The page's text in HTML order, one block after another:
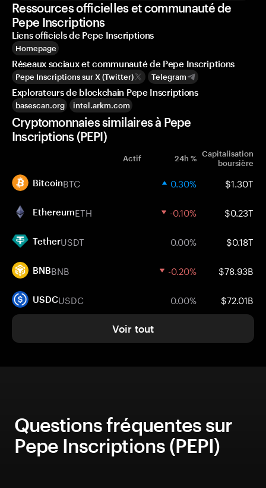
Ressources officielles et communauté de
Pepe Inscriptions
Liens officiels de Pepe Inscriptions
Homepage
Réseaux sociaux et communauté de Pepe Inscriptions
Pepe Inscriptions sur X (Twitter) Telegram
Explorateurs de blockchain Pepe Inscriptions
basescan.org intel.arkm.com
Cryptomonnaies similaires à Pepe
Inscriptions (PEPI)
Actif 24h % Capitalisation
boursière
BitcoinBTC 0.30% $1.30T
EthereumETH -0.10% $0.23T
TetherUSDT 0.00% $0.18T
BNBBNB -0.20% $78.93B
USDCUSDC 0.00% $72.01B
Voir tout
Questions fréquentes sur
Pepe Inscriptions (PEPI)